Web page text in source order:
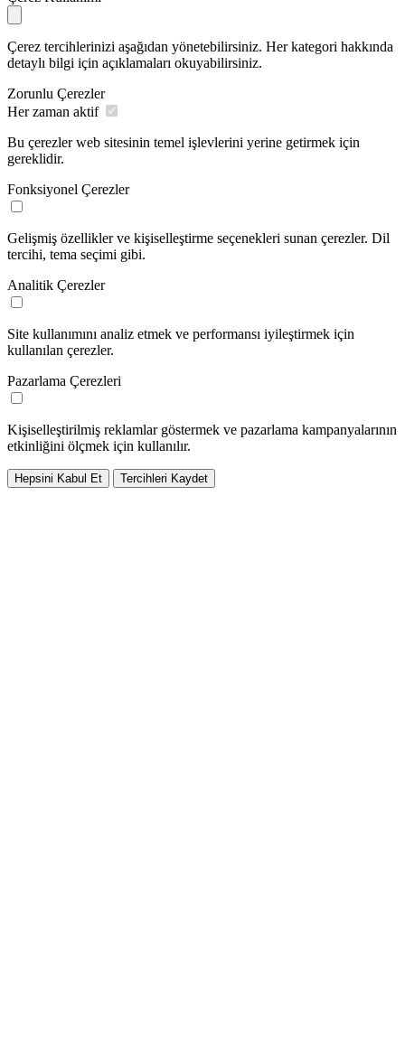
Çerez tercihlerinizi aşağıdan yönetebilirsiniz. Her kategori hakkında
detaylı bilgi için açıklamaları okuyabilirsiniz.
Zorunlu Çerezler
Her zaman aktif
Bu çerezler web sitesinin temel işlevlerini yerine getirmek için
gereklidir.
Fonksiyonel Çerezler
Gelişmiş özellikler ve kişiselleştirme seçenekleri sunan çerezler. Dil
tercihi, tema seçimi gibi.
Analitik Çerezler
Site kullanımını analiz etmek ve performansı iyileştirmek için
kullanılan çerezler.
Pazarlama Çerezleri
Kişiselleştirilmiş reklamlar göstermek ve pazarlama kampanyalarının
etkinliğini ölçmek için kullanılır.
Hepsini Kabul Et Tercihleri Kaydet